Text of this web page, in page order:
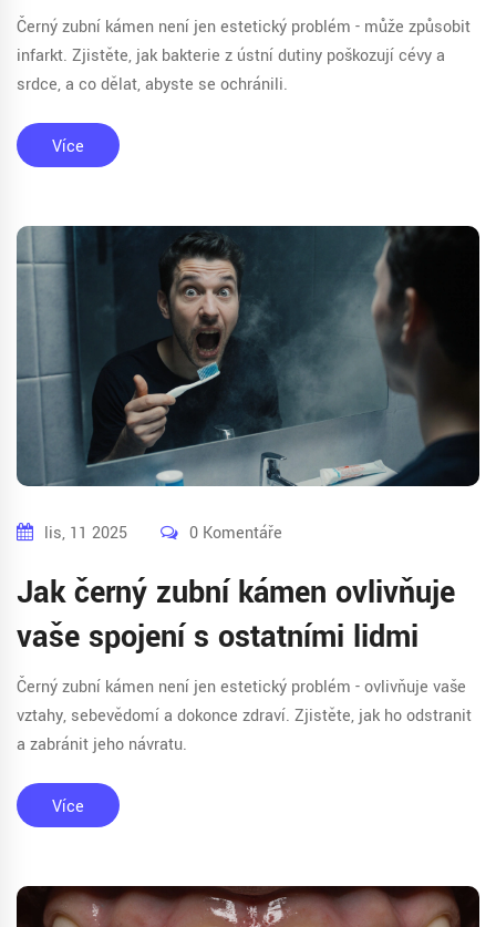
Černý zubní kámen není jen estetický problém - může způsobit
infarkt. Zjistěte, jak bakterie z ústní dutiny poškozují cévy a
srdce, a co dělat, abyste se ochránili.
Více
lis, 11 2025 0 Komentáře
Jak černý zubní kámen ovlivňuje
vaše spojení s ostatními lidmi
Černý zubní kámen není jen estetický problém - ovlivňuje vaše
vztahy, sebevědomí a dokonce zdraví. Zjistěte, jak ho odstranit
a zabránit jeho návratu.
Více